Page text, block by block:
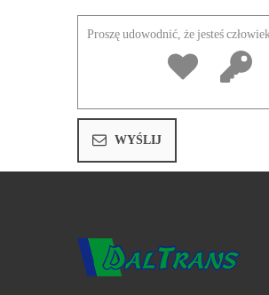
Proszę udowodnić, że jesteś